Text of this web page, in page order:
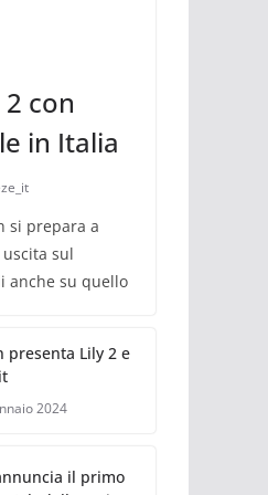
con
in Italia
si prepara a
uscita sul
anche su quello
presenta Lily 2 e
2024
il primo